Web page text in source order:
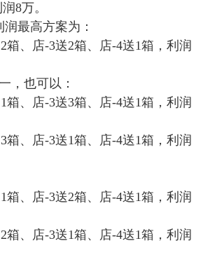
8万。
最高方案为：
箱、店-3送2箱、店-4送1箱，利润
，也可以：
箱、店-3送3箱、店-4送1箱，利润
箱、店-3送1箱、店-4送1箱，利润
箱、店-3送2箱、店-4送1箱，利润
箱、店-3送1箱、店-4送1箱，利润